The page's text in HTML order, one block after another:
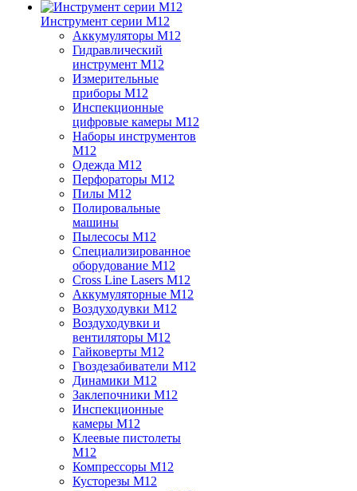
Инструмент серии M12
Аккумуляторы M12
Гидравлический
инструмент M12
Измерительные
приборы M12
Инспекционные
цифровые камеры M12
Наборы инструментов
M12
Одежда M12
Перфораторы M12
Пилы M12
Полировальные
машины
Пылесосы M12
Специализированное
оборудование M12
Cross Line Lasers M12
Аккумуляторные M12
Воздуходувки M12
Воздуходувки и
вентиляторы M12
Гайковерты M12
Гвоздезабиватели M12
Динамики M12
Заклепочники M12
Инспекционные
камеры M12
Клеевые пистолеты
M12
Компрессоры M12
Кусторезы M12